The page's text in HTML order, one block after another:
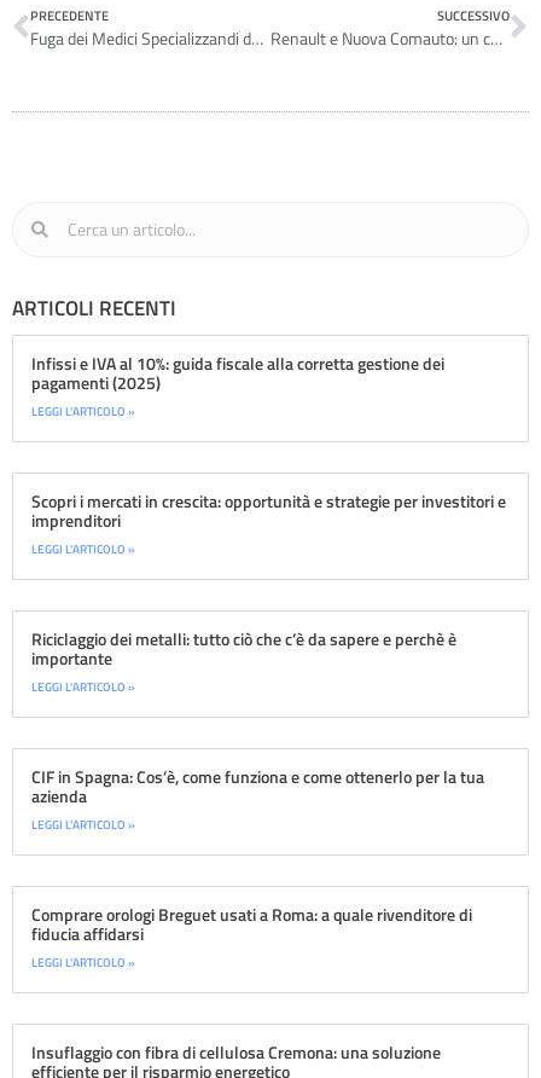
PRECEDENTE
Fuga dei Medici Specializzandi dalle specialità dove si guadagna di meno
SUCCESSIVO
Renault e Nuova Comauto: un connubio vincente
ARTICOLI RECENTI
Infissi e IVA al 10%: guida fiscale alla corretta gestione dei
pagamenti (2025)
LEGGI L'ARTICOLO »
Scopri i mercati in crescita: opportunità e strategie per investitori e
imprenditori
LEGGI L'ARTICOLO »
Riciclaggio dei metalli: tutto ciò che c’è da sapere e perchè è
importante
LEGGI L'ARTICOLO »
CIF in Spagna: Cos’è, come funziona e come ottenerlo per la tua
azienda
LEGGI L'ARTICOLO »
Comprare orologi Breguet usati a Roma: a quale rivenditore di
fiducia affidarsi
LEGGI L'ARTICOLO »
Insuflaggio con fibra di cellulosa Cremona: una soluzione
efficiente per il risparmio energetico